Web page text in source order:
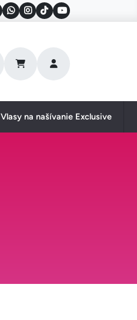
Vlasy na našívanie Exclusive